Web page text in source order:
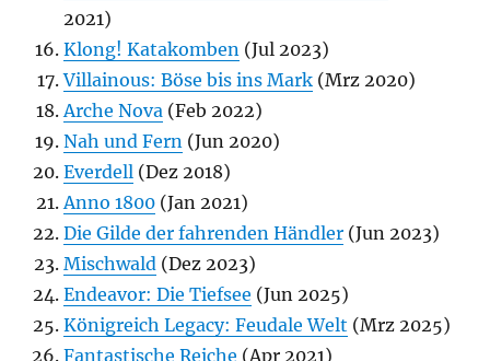
2021)
Klong! Katakomben (Jul 2023)
Villainous: Böse bis ins Mark (Mrz 2020)
Arche Nova (Feb 2022)
Nah und Fern (Jun 2020)
Everdell (Dez 2018)
Anno 1800 (Jan 2021)
Die Gilde der fahrenden Händler (Jun 2023)
Mischwald (Dez 2023)
Endeavor: Die Tiefsee (Jun 2025)
Königreich Legacy: Feudale Welt (Mrz 2025)
Fantastische Reiche (Apr 2021)